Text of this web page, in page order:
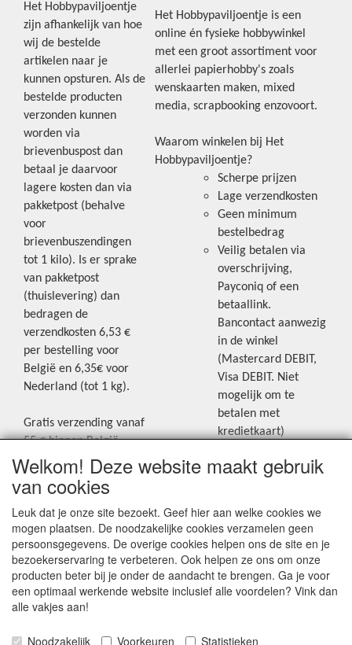
Het Hobbypaviljoentje
zijn afhankelijk van hoe
wij de bestelde
artikelen naar je
kunnen opsturen. Als de
bestelde producten
verzonden kunnen
worden via
brievenbuspost dan
betaal je daarvoor
lagere kosten dan via
pakketpost (behalve
voor
brievenbuszendingen
tot 1 kilo). Is er sprake
van pakketpost
(thuislevering) dan
bedragen de
verzendkosten 6,53 €
per bestelling voor
België en 6,35€ voor
Nederland (tot 1 kg).
Gratis verzending vanaf
55 € binnen België.
Gratis verzending vanaf
65 € naar Nederland.
Levering andere
landen: geen gratis
verzending, portkosten
worden aangerekend.
Zie voor een overzicht
van alle verzendkosten
"Verzendkosten" op de
Het Hobbypaviljoentje is een
online én fysieke hobbywinkel
met een groot assortiment voor
allerlei papierhobby's zoals
wenskaarten maken, mixed
media, scrapbooking enzovoort.
Waarom winkelen bij Het
Hobbypaviljoentje?
Scherpe prijzen
Lage verzendkosten
Geen minimum
bestelbedrag
Veilig betalen via
overschrijving,
Payconiq of een
betaallink.
Bancontact aanwezig
in de winkel
(Mastercard DEBIT,
Visa DEBIT. Niet
mogelijk om te
betalen met
kredietkaart)
Blijf op de hoogte van de laatste
onze Facebookpagina.
Welkom! Deze website maakt gebruik
van cookies
Leuk dat je onze site bezoekt. Geef hier aan welke cookies we
mogen plaatsen. De noodzakelijke cookies verzamelen geen
persoonsgegevens. De overige cookies helpen ons de site en je
bezoekerservaring te verbeteren. Ook helpen ze ons om onze
producten beter bij je onder de aandacht te brengen. Ga je voor
een optimaal werkende website inclusief alle voordelen? Vink dan
alle vakjes aan!
Noodzakelijk Voorkeuren Statistieken